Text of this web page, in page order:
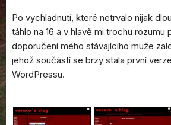
Po vychladnutí, které netrvalo nijak
táhlo na 16 a v hlavě mi trochu rozumu
doporučení mého stávajícího muže
jehož součástí se brzy stala první
WordPressu.